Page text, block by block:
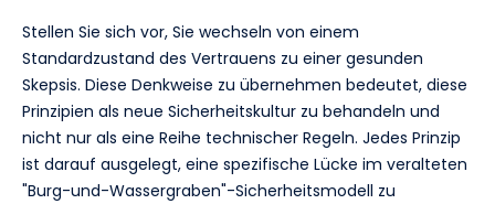
Stellen Sie sich vor, Sie wechseln von einem
Standardzustand des Vertrauens zu einer gesunden
Skepsis. Diese Denkweise zu übernehmen bedeutet, diese
Prinzipien als neue Sicherheitskultur zu behandeln und
nicht nur als eine Reihe technischer Regeln. Jedes Prinzip
ist darauf ausgelegt, eine spezifische Lücke im veralteten
"Burg-und-Wassergraben"-Sicherheitsmodell zu